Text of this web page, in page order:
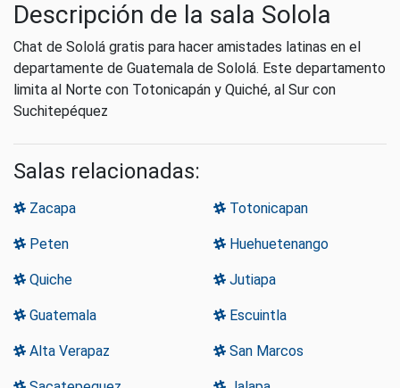
Descripción de la sala Solola
Chat de Sololá gratis para hacer amistades latinas en el
departamente de Guatemala de Sololá. Este departamento
limita al Norte con Totonicapán y Quiché, al Sur con
Suchitepéquez
Salas relacionadas:
Zacapa Totonicapan
Peten Huehuetenango
Quiche Jutiapa
Guatemala Escuintla
Alta Verapaz San Marcos